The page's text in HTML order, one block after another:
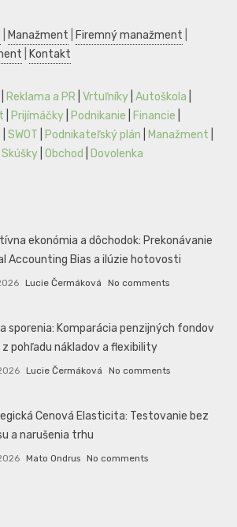
Manažment Firemný manažment
Kontakt
Reklama a PR Vrtuľníky Autoškola
Prijímáčky Podnikanie Financie
SWOT Podnikateľský plán Manažment
Skúšky Obchod Dovolenka
ekonómia a dôchodok: Prekonávanie
Accounting Bias a ilúzie hotovosti
Lucie Čermáková No comments
sporenia: Komparácia penzijných fondov
z pohľadu nákladov a flexibility
Lucie Čermáková No comments
Cenová Elasticita: Testovanie bez
a narušenia trhu
Mato Ondrus No comments